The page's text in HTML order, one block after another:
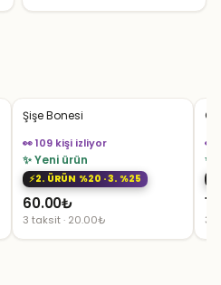
Şişe Bonesi
👀 109 kişi izliyor
✨ Yeni ürün
2. ÜRÜN %20 · 3. %25
60.00₺
3 taksit · 20.00₺
👀
✨
3